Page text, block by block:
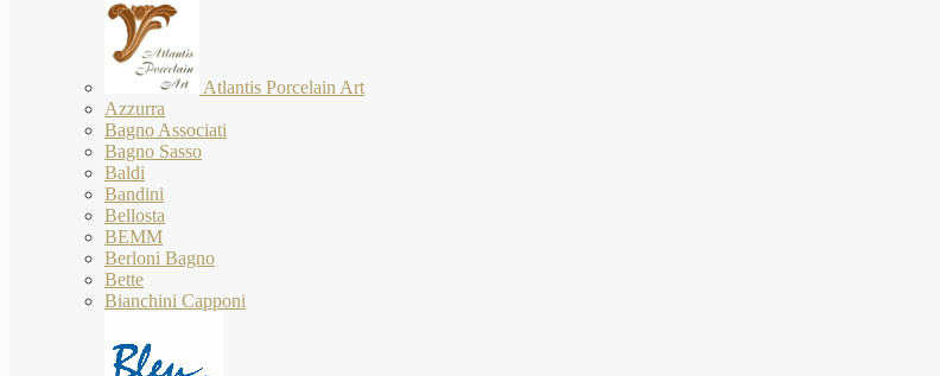
Atlantis Porcelain Art
Azzurra
Bagno Associati
Bagno Sasso
Baldi
Bandini
Bellosta
BEMM
Berloni Bagno
Bette
Bianchini Capponi